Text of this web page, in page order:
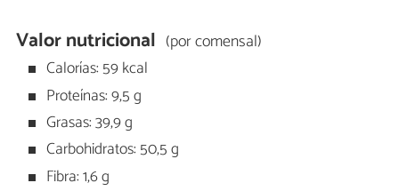
Valor nutricional (por comensal)
Calorías: 59 kcal
Proteínas: 9,5 g
Grasas: 39,9 g
Carbohidratos: 50,5 g
Fibra: 1,6 g